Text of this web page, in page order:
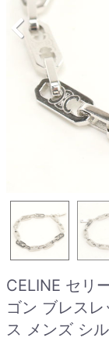
CELINE セリ
ゴン ブレス
ス メンズ シ